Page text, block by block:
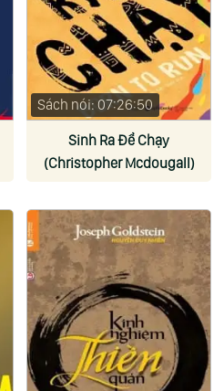
Sách nói: 07:26:50
Sinh Ra Để Chạy
(Christopher Mcdougall)